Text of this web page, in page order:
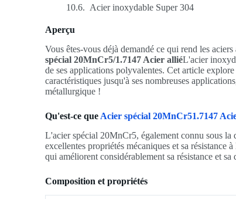
Acier inoxydable Super 304
Aperçu
Vous êtes-vous déjà demandé ce qui rend les
spécial 20MnCr5/1.7147 Acier alliéL'acier
de ses applications polyvalentes. Cet article
caractéristiques jusqu'à ses nombreuses
métallurgique !
Qu'est-ce que Acier spécial 20MnCr51.7147
L'acier spécial 20MnCr5, également connu sous la
excellentes propriétés mécaniques et sa résistance
qui améliorent considérablement sa résistance et sa
Composition et propriétés